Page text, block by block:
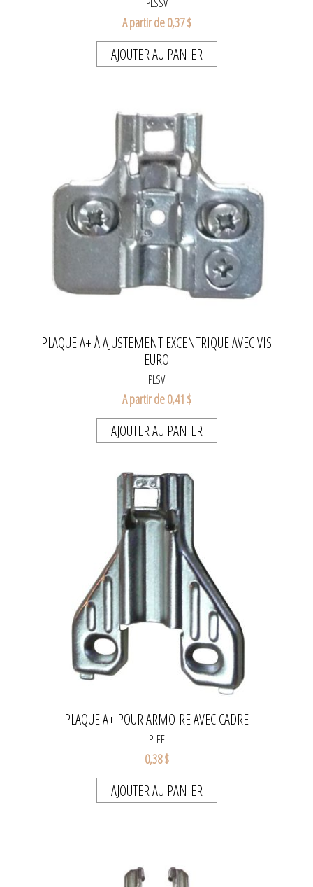
A partir de 0,37 $
AJOUTER AU PANIER
PLAQUE A+ À AJUSTEMENT EXCENTRIQUE AVEC VIS
EURO
PLSV
A partir de 0,41 $
AJOUTER AU PANIER
PLAQUE A+ POUR ARMOIRE AVEC CADRE
PLFF
0,38 $
AJOUTER AU PANIER